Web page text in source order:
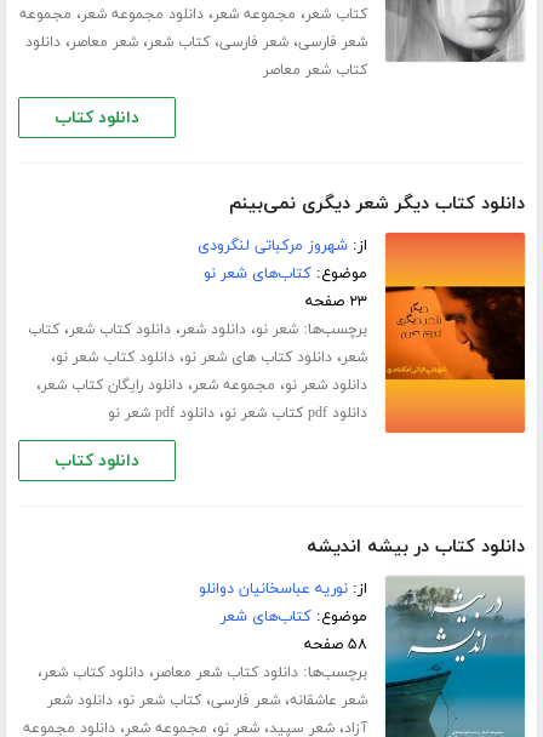
کتاب شعر، مجموعه شعر،دانلود مجموعه شعر، مجموعه
شعر فارسی،شعر فارسی،کتاب شعر،شعر معاصر،دانلود
کتاب شعر معاصر
دانلود کتاب
دانلود کتاب دیگر شعر دیگری نمی‌بینم
از:شهروز مرکباتی لنگرودی
موضوع:کتاب‌های شعر نو
۲۳ صفحه
برچسب‌ها:شعر نو،دانلود شعر،دانلود کتاب شعر،کتاب
شعر،دانلود کتاب های شعر نو،دانلود کتاب شعر نو،
دانلود شعر نو، مجموعه شعر،دانلود رایگان کتاب شعر،
دانلود pdf کتاب شعر نو ،دانلود pdf شعر نو
دانلود کتاب
دانلود کتاب در بیشه اندیشه
از:نوریه عباسخانیان دوانلو
موضوع:کتاب‌های شعر
۵۸ صفحه
برچسب‌ها:دانلود کتاب شعر معاصر،دانلود کتاب شعر،
شعر عاشقانه،شعر فارسی،کتاب شعر نو،دانلود شعر
آزاد،شعر سپید،شعر نو، مجموعه شعر،دانلود مجموعه